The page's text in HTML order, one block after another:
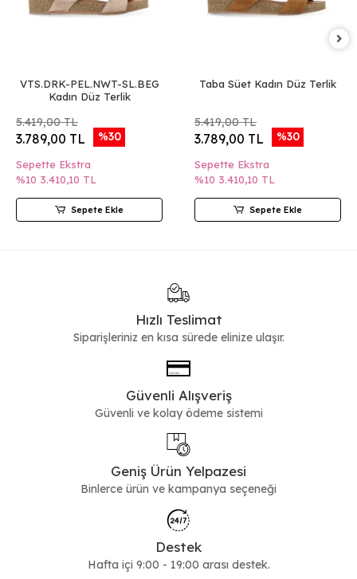
VTS.DRK-PEL.NWT-SL.BEG
Kadın Düz Terlik
5.419,00 TL
3.789,00 TL %30
Sepette Ekstra
%10 3.410,10 TL
Sepete Ekle
Taba Süet Kadın Düz Terlik
5.419,00 TL
3.789,00 TL %30
Sepette Ekstra
%10 3.410,10 TL
Sepete Ekle
Hızlı Teslimat
Siparişleriniz en kısa sürede elinize ulaşır.
Güvenli Alışveriş
Güvenli ve kolay ödeme sistemi
Geniş Ürün Yelpazesi
Binlerce ürün ve kampanya seçeneği
Destek
Hafta içi 9:00 - 19:00 arası destek.